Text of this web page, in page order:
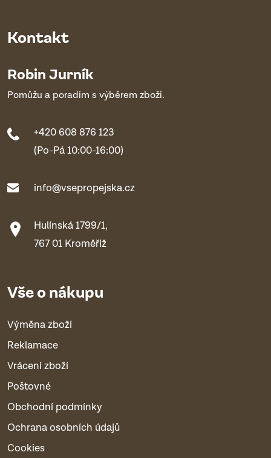
Kontakt
Robin Jurník
Pomůžu a poradím s výběrem zboží.
+420 608 876 123
(Po-Pá 10:00-16:00)
info@vsepropejska.cz
Hulínská 1799/1,
767 01 Kroměříž
Vše o nákupu
Výměna zboží
Reklamace
Vrácení zboží
Poštovné
Obchodní podmínky
Ochrana osobních údajů
Cookies